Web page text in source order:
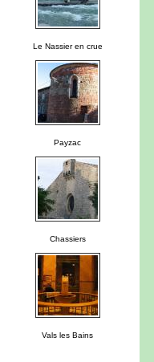
Le Nassier en crue
Payzac
Chassiers
Vals les Bains